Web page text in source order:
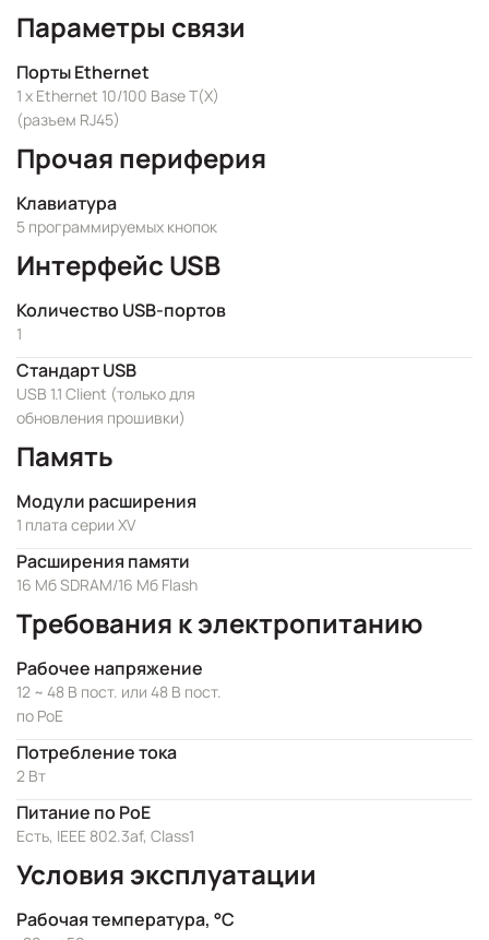
Параметры связи
Порты Ethernet
1 x Ethernet 10/100 Base T(X)
(разъем RJ45)
Прочая периферия
Клавиатура
5 программируемых кнопок
Интерфейс USB
Количество USB-портов
1
Стандарт USB
USB 1.1 Client (только для
обновления прошивки)
Память
Модули расширения
1 плата серии XV
Расширения памяти
16 Мб SDRAM/16 Мб Flash
Требования к электропитанию
Рабочее напряжение
12 ~ 48 В пост. или 48 В пост.
по PoE
Потребление тока
2 Вт
Питание по PoE
Есть, IEEE 802.3af, Class1
Условия эксплуатации
Рабочая температура, °C